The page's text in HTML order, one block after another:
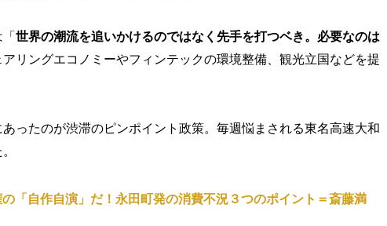
世界の潮流を追いかけるのではなく先手を打つベき。必要なのは
アリングエコノミーやフィンテックの環境整備、観光立国などを提
ったのが渋滞のピンポイント政策。毎週悩まされる東名高速大和
の「自作自演」だ！永田町発の消費不況３つのポイント＝斎藤満